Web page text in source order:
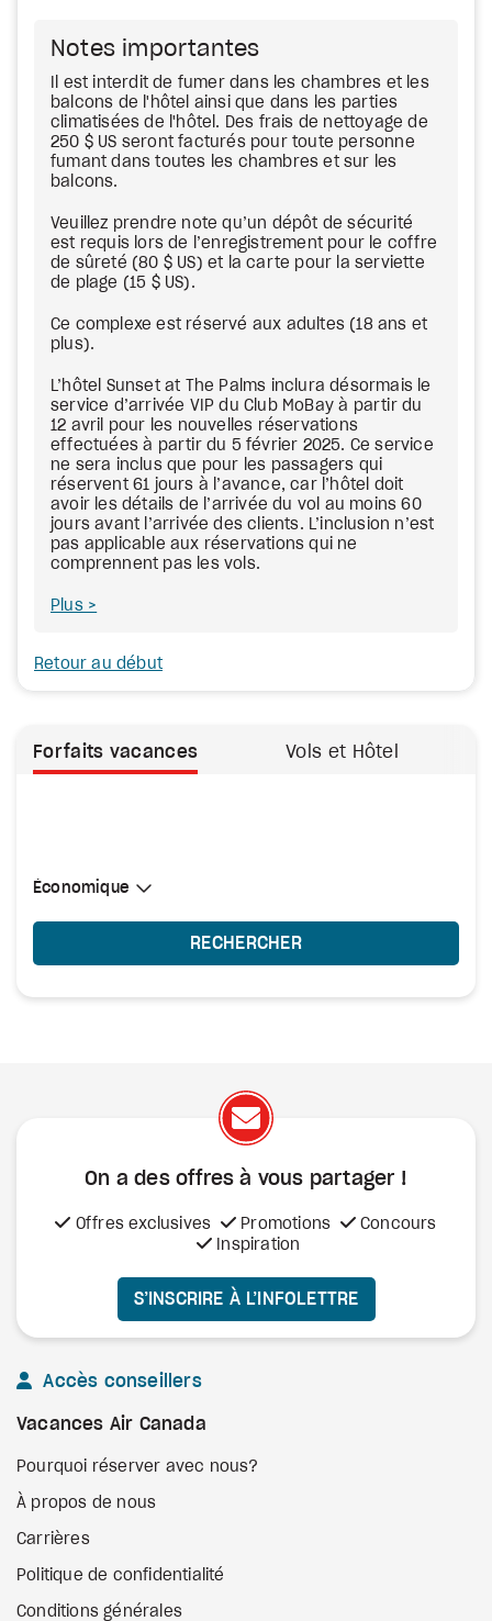
Notes importantes
Il est interdit de fumer dans les chambres et les
balcons de l'hôtel ainsi que dans les parties
climatisées de l'hôtel. Des frais de nettoyage de
250 $ US seront facturés pour toute personne
fumant dans toutes les chambres et sur les
balcons.
Veuillez prendre note qu’un dépôt de sécurité
est requis lors de l’enregistrement pour le coffre
de sûreté (80 $ US) et la carte pour la serviette
de plage (15 $ US).
Ce complexe est réservé aux adultes (18 ans et
plus).
L’hôtel Sunset at The Palms inclura désormais le
service d’arrivée VIP du Club MoBay à partir du
12 avril pour les nouvelles réservations
effectuées à partir du 5 février 2025. Ce service
ne sera inclus que pour les passagers qui
réservent 61 jours à l’avance, car l’hôtel doit
avoir les détails de l’arrivée du vol au moins 60
jours avant l’arrivée des clients. L’inclusion n’est
pas applicable aux réservations qui ne
comprennent pas les vols.
Plus
Retour au début
Forfaits vacances Vols et Hôtel
Sélectionner une cabine
Économique
Économique
RECHERCHER
On a des offres à vous partager !
Offres exclusives Promotions
Concours
Inspiration
S’INSCRIRE À L’INFOLETTRE
Accès conseillers
Vacances Air Canada
Pourquoi réserver avec nous?
À propos de nous
Carrières
Politique de confidentialité
Conditions générales